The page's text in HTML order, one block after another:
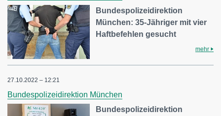
Bundespolizeidirektion
München: 35-Jähriger mit vier
Haftbefehlen gesucht
mehr
27.10.2022 – 12:21
Bundespolizeidirektion München
Bundespolizeidirektion